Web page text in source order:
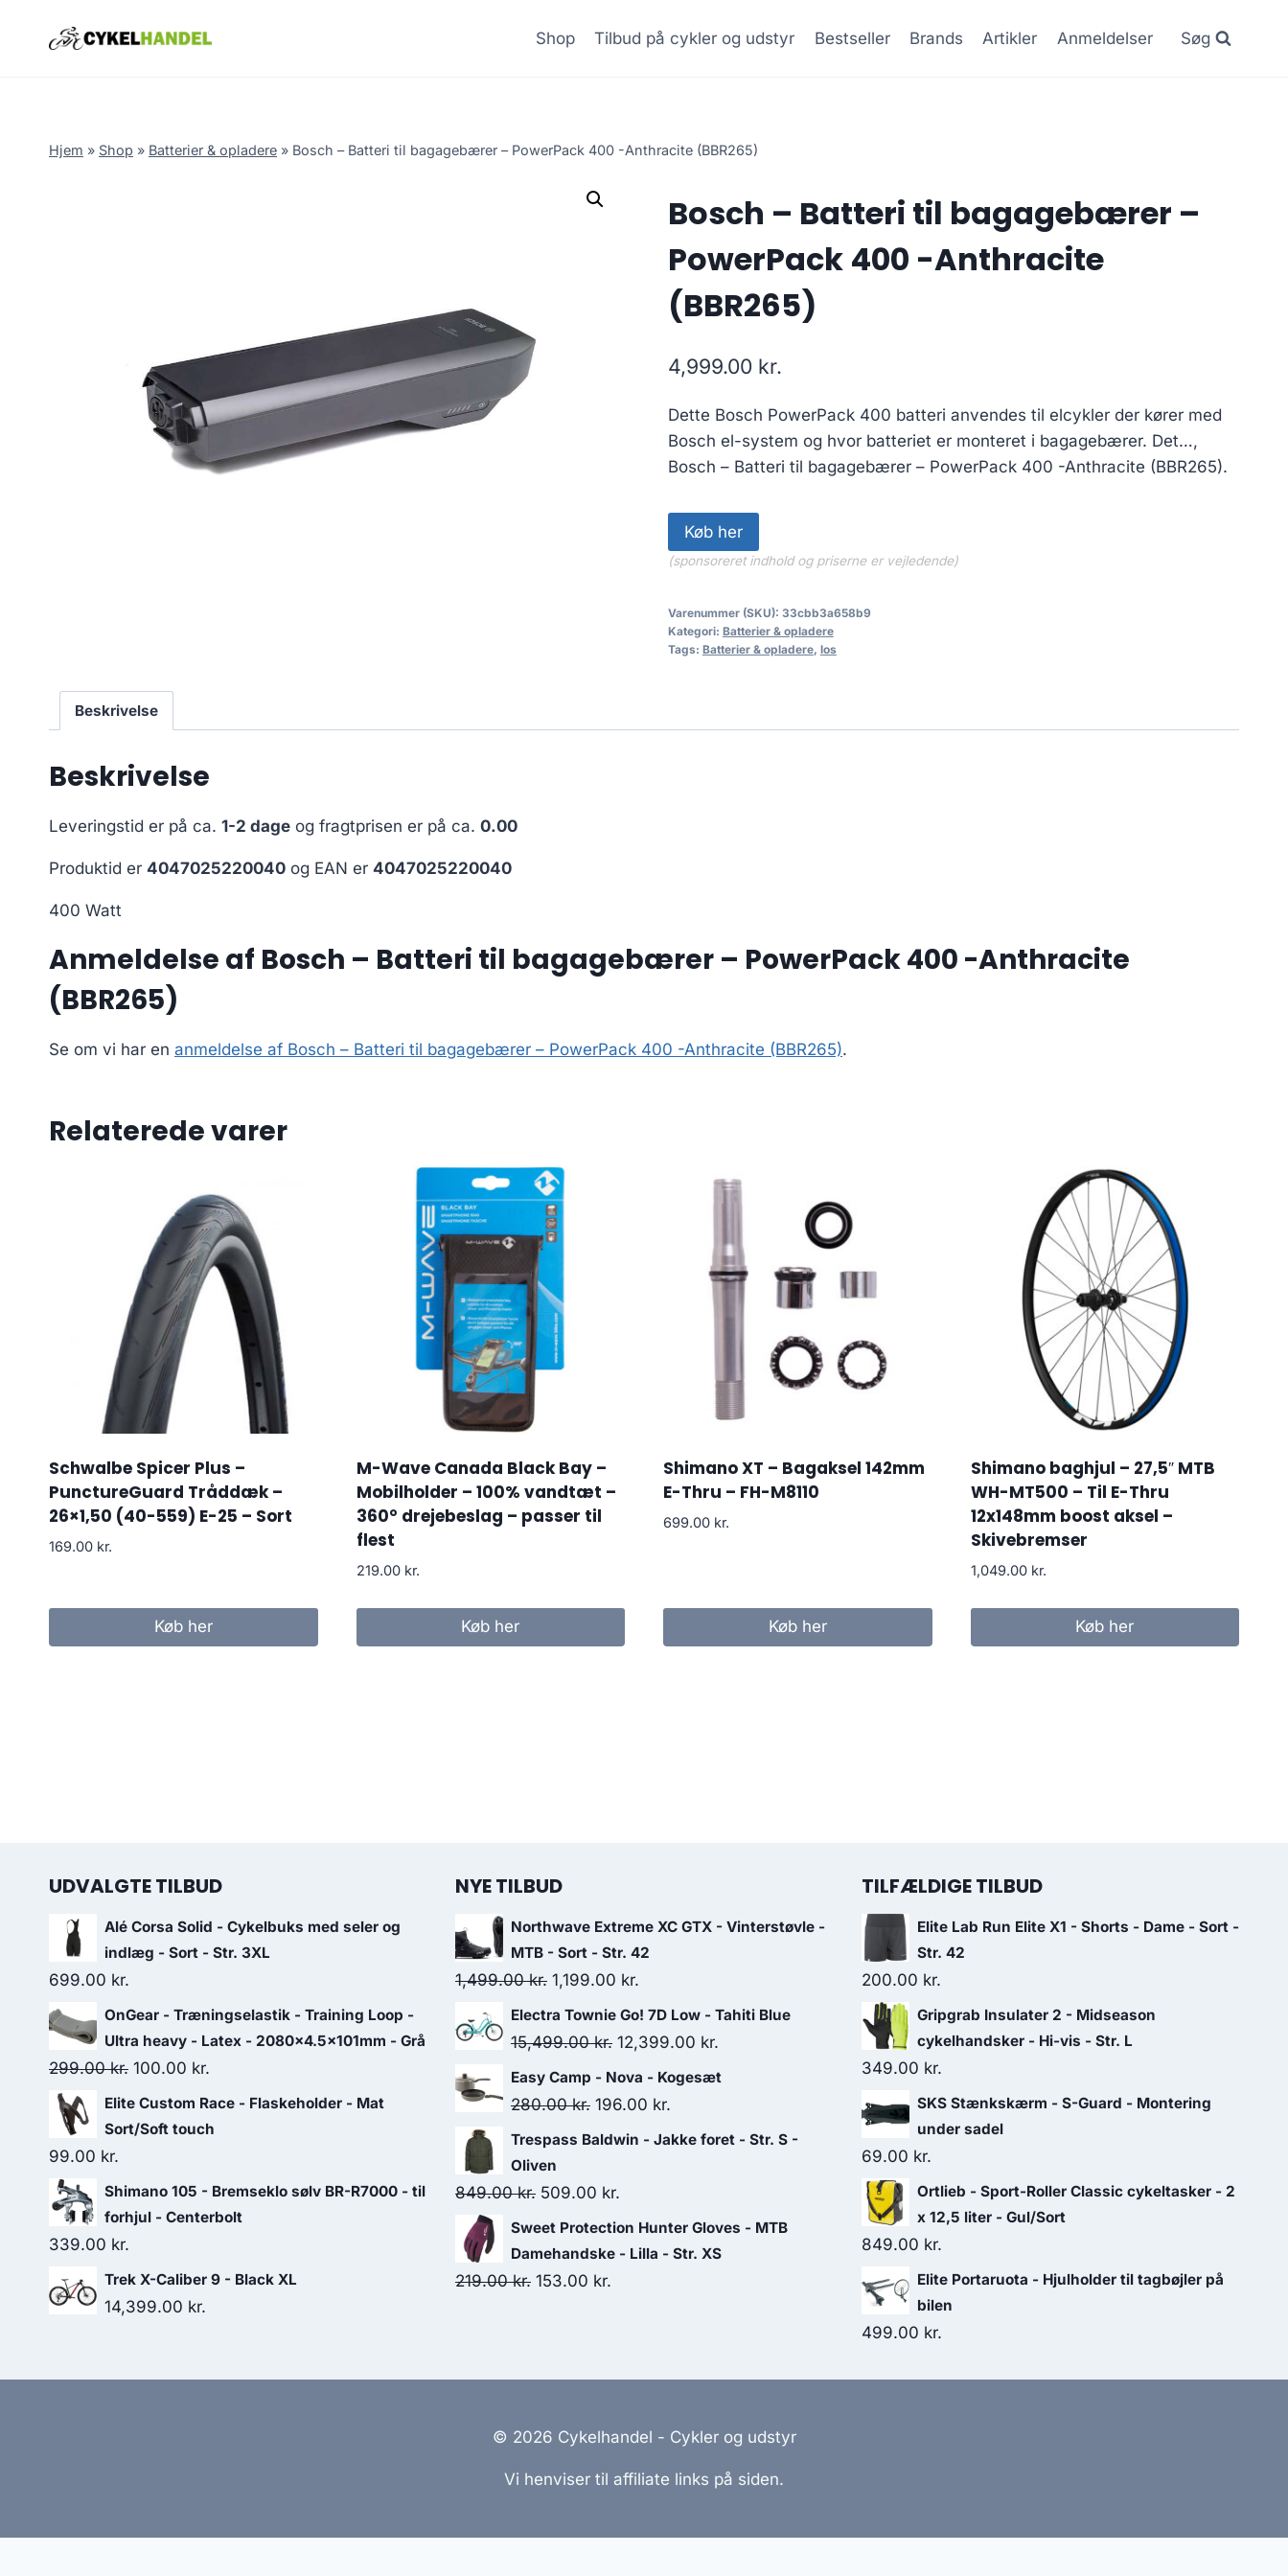
Shop Tilbud på cykler og udstyr Bestseller Brands Artikler Anmeldelser Søg
Hjem » Shop » Batterier & opladere » Bosch – Batteri til bagagebærer – PowerPack 400 -Anthracite (BBR265)
Bosch – Batteri til bagagebærer –
PowerPack 400 -Anthracite
(BBR265)
4,999.00 kr.
Dette Bosch PowerPack 400 batteri anvendes til elcykler der kører med
Bosch el-system og hvor batteriet er monteret i bagagebærer. Det…,
Bosch – Batteri til bagagebærer – PowerPack 400 -Anthracite (BBR265).
Køb her
(sponsoreret indhold og priserne er vejledende)
Varenummer (SKU): 33cbb3a658b9
Kategori: Batterier & opladere
Tags: Batterier & opladere, los
Beskrivelse
Beskrivelse
Leveringstid er på ca. 1-2 dage og fragtprisen er på ca. 0.00
Produktid er 4047025220040 og EAN er 4047025220040
400 Watt
Anmeldelse af Bosch – Batteri til bagagebærer – PowerPack 400 -Anthracite
(BBR265)
Se om vi har en anmeldelse af Bosch – Batteri til bagagebærer – PowerPack 400 -Anthracite (BBR265).
Relaterede varer
Schwalbe Spicer Plus –
PunctureGuard Tråddæk –
26×1,50 (40-559) E-25 – Sort
169.00 kr.
Køb her
M-Wave Canada Black Bay –
Mobilholder – 100% vandtæt –
360° drejebeslag – passer til
flest
219.00 kr.
Køb her
Shimano XT – Bagaksel 142mm
E-Thru – FH-M8110
699.00 kr.
Køb her
Shimano baghjul – 27,5″ MTB
WH-MT500 – Til E-Thru
12x148mm boost aksel –
Skivebremser
1,049.00 kr.
Køb her
UDVALGTE TILBUD
Alé Corsa Solid - Cykelbuks med seler og
indlæg - Sort - Str. 3XL
699.00 kr.
OnGear - Træningselastik - Training Loop -
Ultra heavy - Latex - 2080x4.5x101mm - Grå
299.00kr. Original
price
was:
100.00 kr.
price
is:
Elite Custom Race - Flaskeholder - Mat
Sort/Soft touch
99.00 kr.
Shimano 105 - Bremseklo sølv BR-R7000 - til
forhjul - Centerbolt
339.00 kr.
Trek X-Caliber 9 - Black XL
14,399.00 kr.
NYE TILBUD
Northwave Extreme XC GTX - Vinterstøvle -
MTB - Sort - Str. 42
1,499.00kr. Original
price
was:
1,199.00 kr.
price
is:
Electra Townie Go! 7D Low - Tahiti Blue
15,499.00kr. Original
price
was:
12,399.00 kr.
price
Easy Camp - Nova - Kogesæt
280.00kr. Original
price
280.00 kr..
196.00 kr.
price
Trespass Baldwin - Jakke foret - Str. S -
Oliven
849.00kr. Original
price
was:
849.00 kr..
509.00 kr.
price
is:
Sweet Protection Hunter Gloves - MTB
Damehandske - Lilla - Str. XS
219.00kr. Original
153.00 kr.
TILFÆLDIGE TILBUD
Elite Lab Run Elite X1 - Shorts - Dame - Sort -
Str. 42
200.00 kr.
Gripgrab Insulater 2 - Midseason
cykelhandsker - Hi-vis - Str. L
349.00 kr.
SKS Stænkskærm - S-Guard - Montering
under sadel
69.00 kr.
Ortlieb - Sport-Roller Classic cykeltasker - 2
x 12,5 liter - Gul/Sort
849.00 kr.
Elite Portaruota - Hjulholder til tagbøjler på
bilen
499.00 kr.
© 2026 Cykelhandel - Cykler og udstyr
Vi henviser til affiliate links på siden.